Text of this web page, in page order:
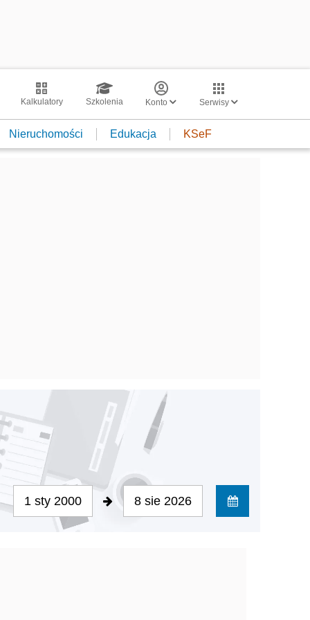
Kalkulatory Szkolenia Konto Serwisy
Nieruchomości Edukacja KSeF
1 sty 2000 8 sie 2026